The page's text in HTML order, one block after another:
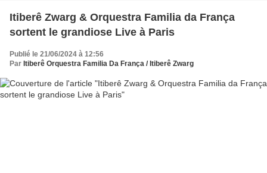
Itiberê Zwarg & Orquestra Familia da França
sortent le grandiose Live à Paris
Publié le 21/06/2024 à 12:56
Par Itiberê Orquestra Familia Da França / Itiberê Zwarg